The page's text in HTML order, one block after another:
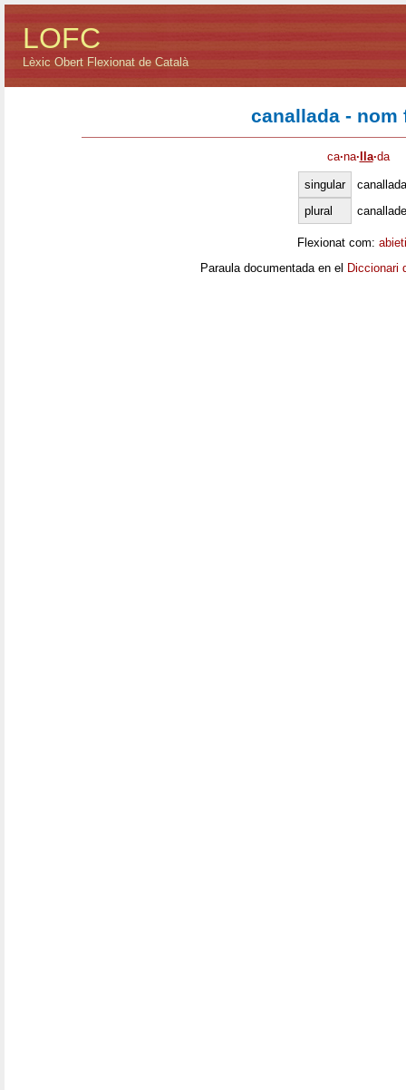
LOFC
Lèxic Obert Flexionat de Català
canallada - nom
ca·na· lla·da
singular
canallada
plural
Flexionat com:
Paraula documentada en el Diccionari